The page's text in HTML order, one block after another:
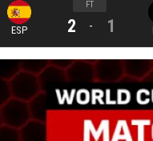
ESP
FT
2 - 1